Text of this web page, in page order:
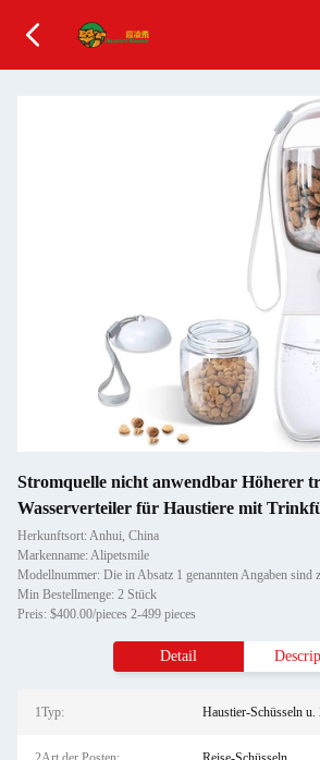
Stromquelle nicht anwendbar Höherer
Wasserverteiler für Haustiere mit
Herkunftsort: Anhui, China
Markenname: Alipetsmile
Modellnummer: Die in Absatz 1 genannten Angaben sind
Min Bestellmenge: 2 Stück
Preis: $400.00/pieces 2-499 pieces
Detail
1Typ: Haustier-Schüsseln u.